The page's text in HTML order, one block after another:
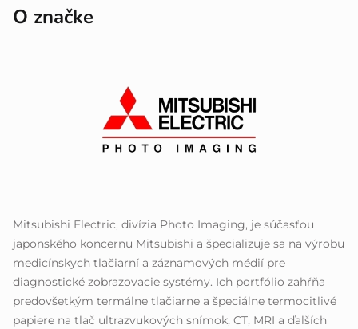
O značke
Mitsubishi Electric, divízia Photo Imaging, je súčasťou
japonského koncernu Mitsubishi a špecializuje sa na výrobu
medicínskych tlačiarní a záznamových médií pre
diagnostické zobrazovacie systémy. Ich portfólio zahŕňa
predovšetkým termálne tlačiarne a špeciálne termocitlivé
papiere na tlač ultrazvukových snímok, CT, MRI a ďalších